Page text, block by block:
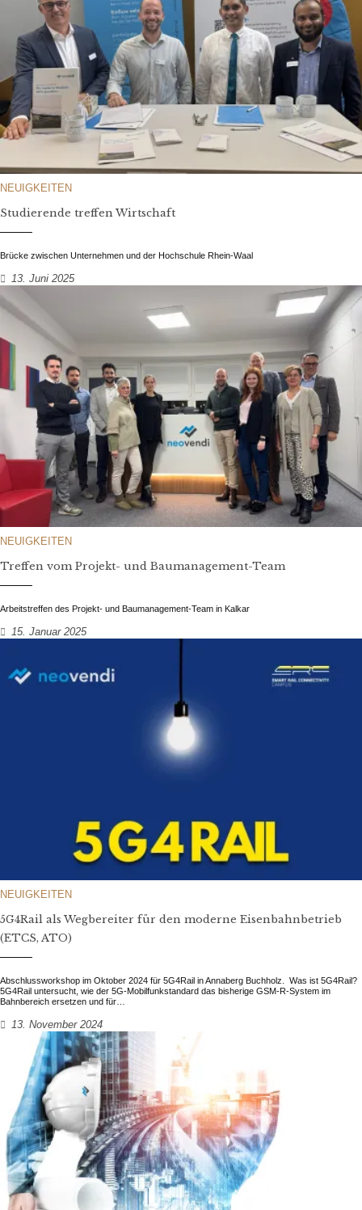
NEUIGKEITEN
Studierende treffen Wirtschaft
Brücke zwischen Unternehmen und der Hochschule Rhein-Waal
13. Juni 2025
NEUIGKEITEN
Treffen vom Projekt- und Baumanagement-Team
Arbeitstreffen des Projekt- und Baumanagement-Team in Kalkar
15. Januar 2025
NEUIGKEITEN
5G4Rail als Wegbereiter für den moderne Eisenbahnbetrieb
(ETCS, ATO)
Abschlussworkshop im Oktober 2024 für 5G4Rail in Annaberg Buchholz. Was ist 5G4Rail?
5G4Rail untersucht, wie der 5G-Mobilfunkstandard das bisherige GSM-R-System im
Bahnbereich ersetzen und für…
13. November 2024